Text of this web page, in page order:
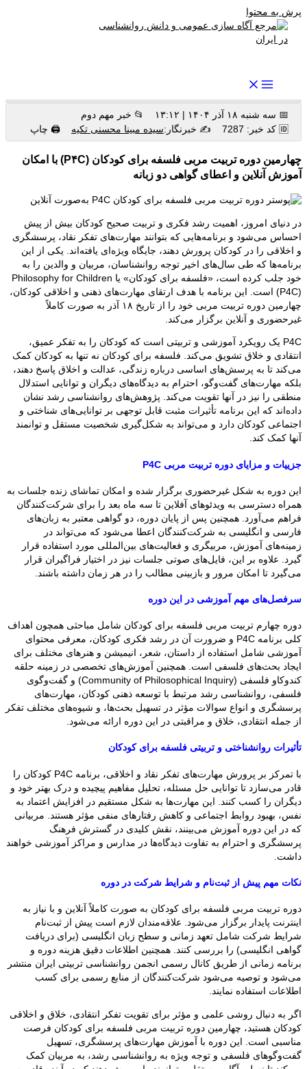
پرش به محتوا
📅 سه شنبه ۱۸ آذر ۱۴۰۴ | ۱۳:۱۲
📂 خبر مهم دوم
🆔 کد خبر: 7287
✍️ خبرنگار:سیده مبینا محسنی تکیه 🖨 چاپ
چهارمین دوره تربیت مربی فلسفه برای کودکان (P۴C) با امکان
آموزش آنلاین و اعطای گواهی دو زبانه
در دنیای امروز، اهمیت رشد فکری و تربیت صحیح کودکان بیش از پیش
احساس می‌شود و برنامه‌هایی که بتوانند مهارت‌های تفکر نقاد، پرسشگری
و اخلاقی را در کودکان پرورش دهند، جایگاه ویژه‌ای یافته‌اند. یکی از این
برنامه‌ها که طی سال‌های اخیر توجه روانشناسان، مربیان و والدین را به
خود جلب کرده است، «فلسفه برای کودکان» یا Philosophy for Children
(P4C) است. این برنامه با هدف ارتقای مهارت‌های ذهنی و اخلاقی کودکان،
چهارمین دوره تربیت مربی خود را از تاریخ ۱۸ آذر به صورت کاملاً
غیرحضوری و آنلاین برگزار می‌کند.
P4C یک رویکرد آموزشی و تربیتی است که کودکان را به تفکر عمیق،
انتقادی و خلاق تشویق می‌کند. فلسفه برای کودکان نه تنها به کودکان کمک
می‌کند تا به پرسش‌های اساسی درباره زندگی، عدالت و اخلاق پاسخ دهند،
بلکه مهارت‌های گفت‌وگو، احترام به دیدگاه‌های دیگران و توانایی استدلال
منطقی را نیز در آنها تقویت می‌کند. پژوهش‌های روانشناسی رشد نشان
داده‌اند که این برنامه تأثیرات مثبت قابل توجهی بر توانایی‌های شناختی و
اجتماعی کودکان دارد و می‌تواند به شکل‌گیری شخصیت مستقل و توانمند
آنها کمک کند.
جزییات و مزایای دوره تربیت مربی P4C
این دوره به شکل غیرحضوری برگزار شده و امکان تماشای زنده جلسات به
همراه دسترسی به ویدئوهای آفلاین تا سه ماه بعد را برای شرکت‌کنندگان
فراهم می‌آورد. همچنین پس از پایان دوره، دو گواهی معتبر به زبان‌های
فارسی و انگلیسی به شرکت‌کنندگان اعطا می‌شود که می‌تواند در
زمینه‌های آموزش، مربیگری و فعالیت‌های بین‌المللی مورد استفاده قرار
گیرد. علاوه بر این، فایل‌های صوتی جلسات نیز در اختیار فراگیران قرار
می‌گیرد تا امکان مرور و بازبینی مطالب را در هر زمان داشته باشند.
سرفصل‌های مهم آموزشی در این دوره
دوره چهارم تربیت مربی فلسفه برای کودکان شامل مباحثی همچون اهداف
کلی برنامه P4C و ضرورت آن در رشد فکری کودکان، معرفی محتوای
آموزشی شامل استفاده از داستان، شعر، انیمیشن و هنرهای مختلف برای
ایجاد بحث‌های فلسفی است. همچنین آموزش‌های تخصصی در زمینه حلقه
کندوکاو فلسفی (Community of Philosophical Inquiry) و گفت‌وگوی
فلسفی، روانشناسی رشد مرتبط با توسعه ذهنی کودکان، مهارت‌های
پرسشگری و انواع سوالات مؤثر در تسهیل بحث‌ها، و شیوه‌های مختلف تفکر
از جمله انتقادی، خلاق و مراقبتی در این دوره ارائه می‌شود.
تأثیرات روانشناختی و تربیتی فلسفه برای کودکان
با تمرکز بر پرورش مهارت‌های تفکر نقاد و اخلاقی، برنامه P4C کودکان را
قادر می‌سازد تا توانایی حل مسئله، تحلیل مفاهیم پیچیده و درک بهتر خود و
دیگران را کسب کنند. این مهارت‌ها به شکل مستقیم در افزایش اعتماد به
نفس، بهبود روابط اجتماعی و کاهش رفتارهای منفی مؤثر هستند. مربیانی
که در این دوره آموزش می‌بینند، نقش کلیدی در گسترش فرهنگ
پرسشگری و احترام به تفاوت دیدگاه‌ها در مدارس و مراکز آموزشی خواهند
داشت.
نکات مهم پیش از ثبت‌نام و شرایط شرکت در دوره
دوره تربیت مربی فلسفه برای کودکان به صورت کاملاً آنلاین و با نیاز به
اینترنت پایدار برگزار می‌شود. علاقه‌مندان لازم است پیش از ثبت‌نام
شرایط شرکت شامل تعهد زمانی و سطح زبان انگلیسی (برای دریافت
گواهی انگلیسی) را بررسی کنند. همچنین اطلاعات دقیق هزینه دوره و
برنامه زمانی از طریق کانال رسمی انجمن روانشناسی تربیتی ایران منتشر
می‌شود و توصیه می‌شود شرکت‌کنندگان از منابع رسمی برای کسب
اطلاعات استفاده نمایند.
اگر به دنبال روشی علمی و مؤثر برای تقویت تفکر انتقادی، خلاق و اخلاقی
کودکان هستید، چهارمین دوره تربیت مربی فلسفه برای کودکان فرصت
مناسبی است. این دوره با آموزش مهارت‌های پرسشگری، تسهیل
گفت‌وگوهای فلسفی و توجه ویژه به روانشناسی رشد، به مربیان کمک